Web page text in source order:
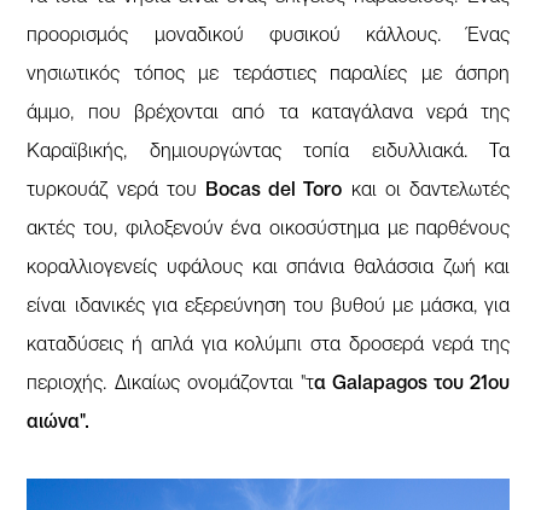
προορισμός μοναδικού φυσικού κάλλους. Ένας
νησιωτικός τόπος με τεράστιες παραλίες με άσπρη
άμμο, που βρέχονται από τα καταγάλανα νερά της
Καραϊβικής, δημιουργώντας τοπία ειδυλλιακά. Τα
τυρκουάζ νερά του Bocas del Toro και οι δαντελωτές
ακτές του, φιλοξενούν ένα οικοσύστημα με παρθένους
κοραλλιογενείς υφάλους και σπάνια θαλάσσια ζωή και
είναι ιδανικές για εξερεύνηση του βυθού με μάσκα, για
καταδύσεις ή απλά για κολύμπι στα δροσερά νερά της
περιοχής. Δικαίως ονομάζονται "τα Galapagos του 21ου
αιώνα".